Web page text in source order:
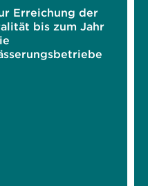
Erreichung der
bis zum Jahr